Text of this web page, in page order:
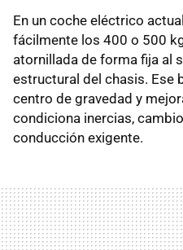
En un coche eléctrico
fácilmente los 400 o 500
atornillada de forma fija al
estructural del chasis. Ese
centro de gravedad y
condiciona inercias,
conducción exigente.